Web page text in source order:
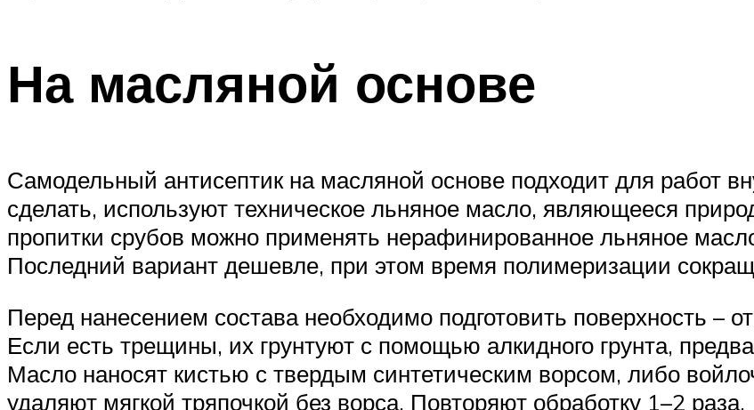
На масляной основе
Самодельный антисептик на масляной основе подходит для работ
сделать, используют техническое льняное масло, являющееся
пропитки срубов можно применять нерафинированное льняное
Последний вариант дешевле, при этом время полимеризации
Перед нанесением состава необходимо подготовить поверхность –
Если есть трещины, их грунтуют с помощью алкидного грунта,
Масло наносят кистью с твердым синтетическим ворсом, либо
удаляют мягкой тряпочкой без ворса. Повторяют обработку 1–2 раза.